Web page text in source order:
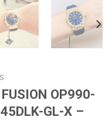
OP990-
GL-X –